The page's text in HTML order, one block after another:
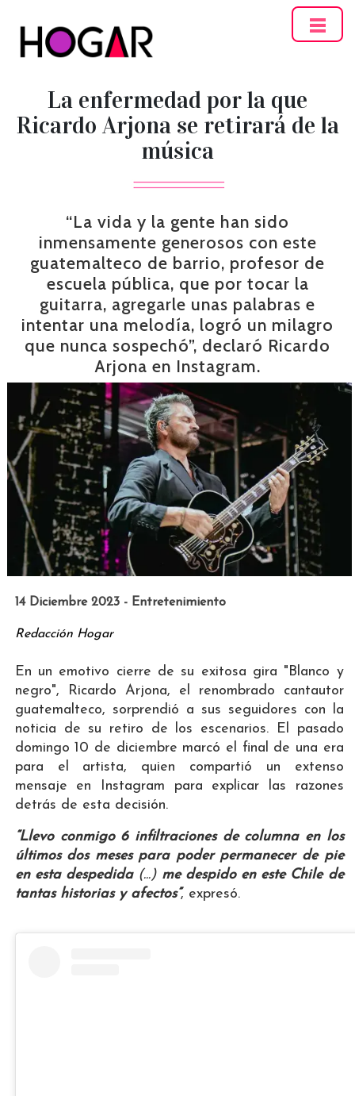
La enfermedad por la que
Ricardo Arjona se retirará de la
música
“La vida y la gente han sido
inmensamente generosos con este
guatemalteco de barrio, profesor de
escuela pública, que por tocar la
guitarra, agregarle unas palabras e
intentar una melodía, logró un milagro
que nunca sospechó”, declaró Ricardo
Arjona en Instagram.
14 Diciembre 2023 - Entretenimiento
Redacción Hogar
En un emotivo cierre de su exitosa gira "Blanco y
negro", Ricardo Arjona, el renombrado cantautor
guatemalteco, sorprendió a sus seguidores con la
noticia de su retiro de los escenarios. El pasado
domingo 10 de diciembre marcó el final de una era
para el artista, quien compartió un extenso
mensaje en Instagram para explicar las razones
detrás de esta decisión.
“Llevo conmigo 6 infiltraciones de columna en los
últimos dos meses para poder permanecer de pie
en esta despedida(...)me despido en este Chile de
tantas historias y afectos”, expresó.